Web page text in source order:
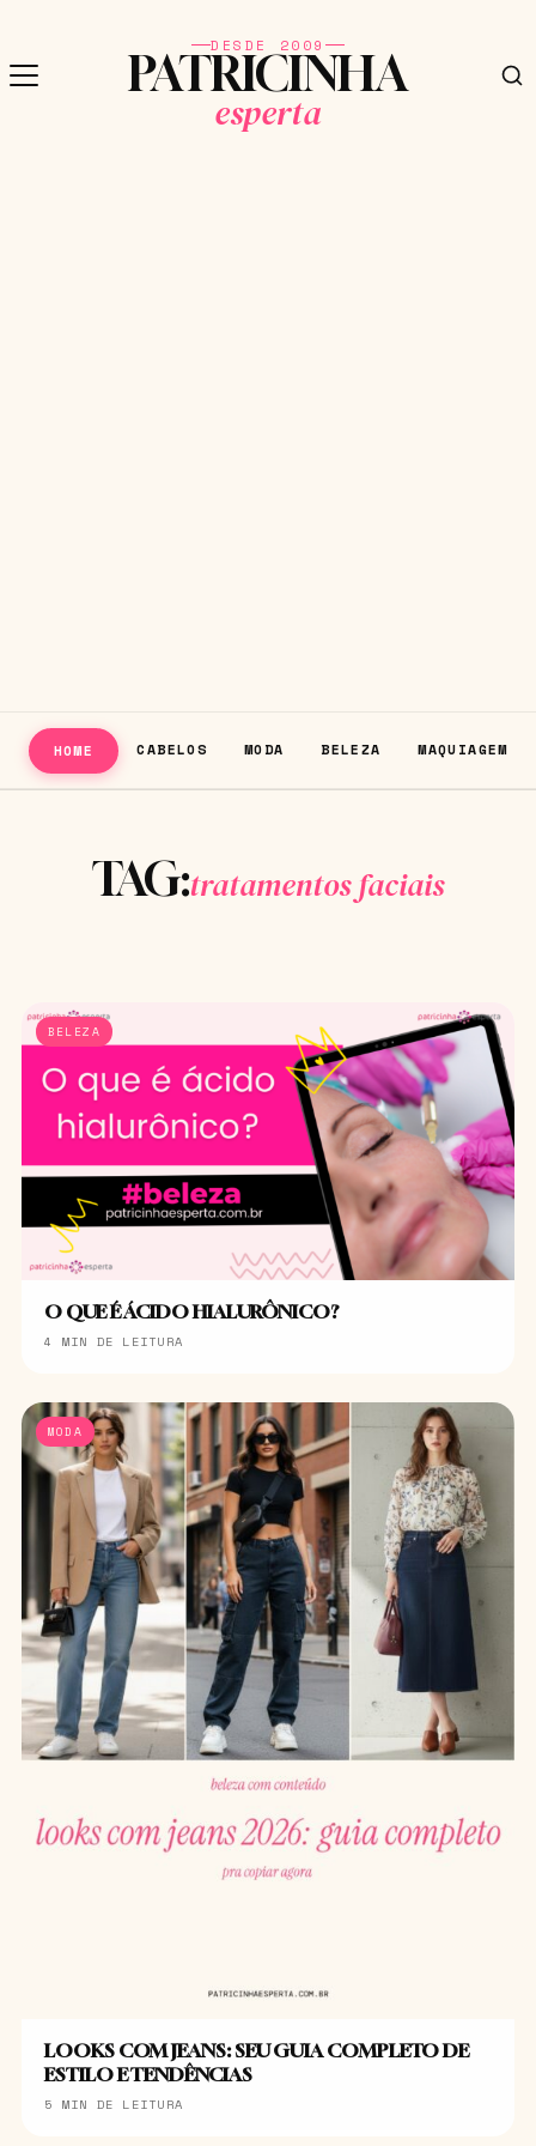
DESDE 2009
PATRICINHA
esperta
HOME CABELOS MODA BELEZA MAQUIAGEM
TAG:tratamentos faciais
BELEZA
O QUE É ÁCIDO HIALURÔNICO?
4 MIN DE LEITURA
MODA
LOOKS COM JEANS: SEU GUIA COMPLETO DE
ESTILO E TENDÊNCIAS
5 MIN DE LEITURA